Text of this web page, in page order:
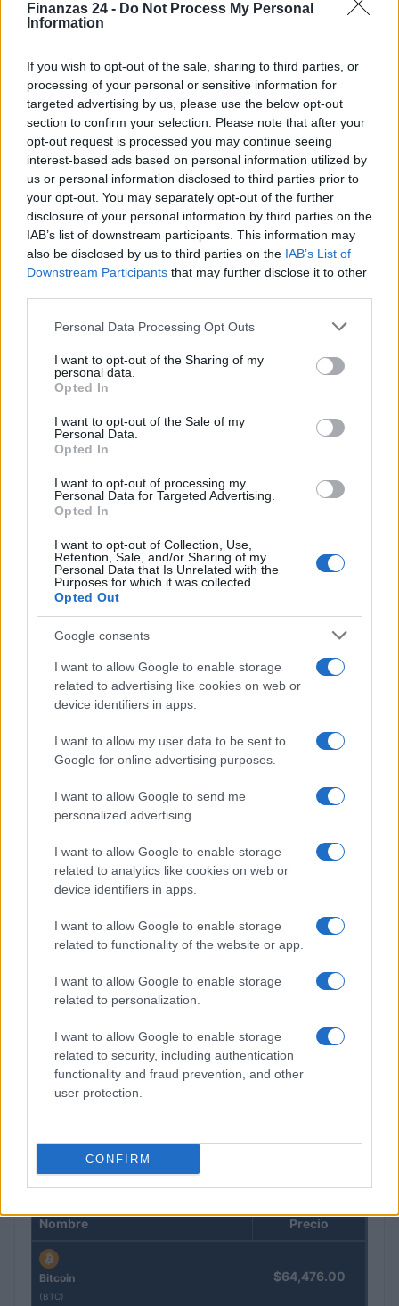
Finanzas 24 - Do Not Process My Personal
Information
If you wish to opt-out of the sale, sharing to third parties, or
processing of your personal or sensitive information for
targeted advertising by us, please use the below opt-out
section to confirm your selection. Please note that after your
opt-out request is processed you may continue seeing
interest-based ads based on personal information utilized by
us or personal information disclosed to third parties prior to
your opt-out. You may separately opt-out of the further
disclosure of your personal information by third parties on the
IAB’s list of downstream participants. This information may
also be disclosed by us to third parties on the IAB’s List of
Downstream Participants that may further disclose it to other
Please note that this website/app uses one or more Google
not limited to your visit or usage behaviour. You may click to
grant or deny consent to Google and its third-party tags to
use your data for below specified purposes in below Google
consent section.
Personal Data Processing Opt Outs
I want to opt-out of the Sharing of my
personal data.
Opted In
I want to opt-out of the Sale of my
Personal Data.
Opted In
I want to opt-out of processing my
Personal Data for Targeted Advertising.
Opted In
I want to opt-out of Collection, Use,
Retention, Sale, and/or Sharing of my
Personal Data that Is Unrelated with the
Purposes for which it was collected.
Opted Out
Google consents
I want to allow Google to enable storage
related to advertising like cookies on web or
device identifiers in apps.
I want to allow my user data to be sent to
Google for online advertising purposes.
I want to allow Google to send me
personalized advertising.
I want to allow Google to enable storage
related to analytics like cookies on web or
device identifiers in apps.
I want to allow Google to enable storage
related to functionality of the website or app.
I want to allow Google to enable storage
related to personalization.
I want to allow Google to enable storage
related to security, including authentication
functionality and fraud prevention, and other
user protection.
CONFIRM
Sigue leyendo
Responsabilidad financiera de 3,4 millones: Tribunal de
Cuentas investiga a líderes independentistas
Marta Ruiz · 27 Jul 2026
FISCO
Guía para justificar origen de fondos en criptomonedas y
valorar operaciones antiguas
FISCO
Joyas de Zapatero: investigación por delitos fiscales y
contrabando en 2026
Nombre Precio
Bitcoin
(BTC)
$64,476.00